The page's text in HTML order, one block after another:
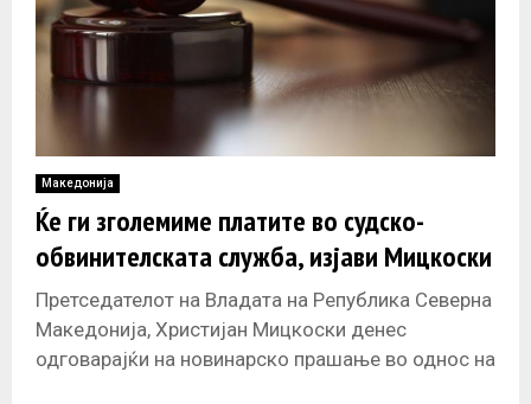
Македонија
Ќе ги зголемиме платите во судско-
обвинителската служба, изјави Мицкоски
Претседателот на Владата на Република Северна
Македонија, Христијан Мицкоски денес
одговарајќи на новинарско прашање во однос на